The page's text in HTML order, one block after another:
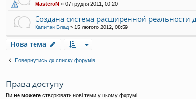
MasteroN » 07 грудня 2011, 00:20
Создана система расширенной реальности
Капитан Блад » 15 лютого 2012, 08:59
Нова тема
Повернутись до списку форумів
Права доступу
Ви не можете створювати нові теми у цьому форумі